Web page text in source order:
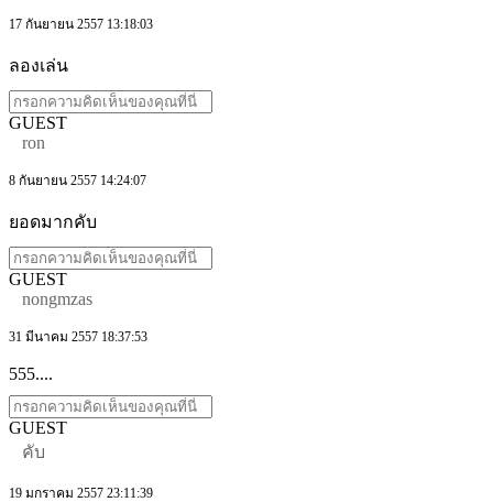
17 กันยายน 2557 13:18:03
ลองเล่น
GUEST
ron
8 กันยายน 2557 14:24:07
ยอดมากคับ
GUEST
nongmzas
31 มีนาคม 2557 18:37:53
555....
GUEST
คับ
19 มกราคม 2557 23:11:39